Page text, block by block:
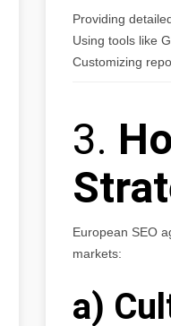
Providing
Using tools like
Customizing
3.
European SEO
markets:
a)